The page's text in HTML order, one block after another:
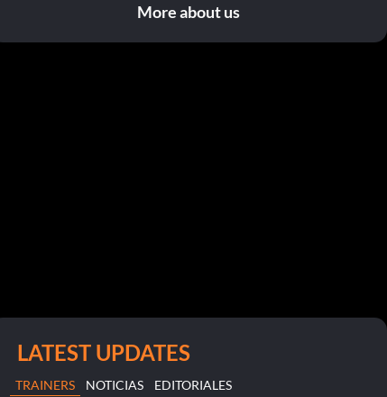
More about us
LATEST UPDATES
TRAINERS NOTICIAS
EDITORIALES